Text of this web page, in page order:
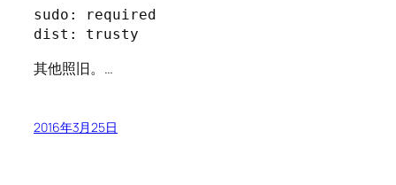
sudo: required
dist: trusty
其他照旧。…
2016年3月25日